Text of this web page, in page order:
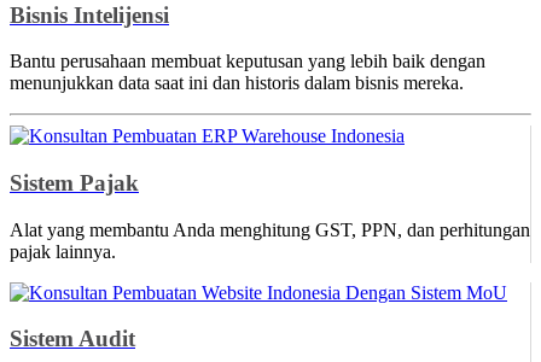
Bisnis Intelijensi
Bantu perusahaan membuat keputusan yang lebih baik dengan
menunjukkan data saat ini dan historis dalam bisnis mereka.
Sistem Pajak
Alat yang membantu Anda menghitung GST, PPN, dan perhitungan
pajak lainnya.
Sistem Audit